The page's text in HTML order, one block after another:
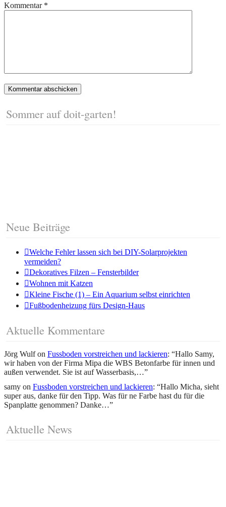
Kommentar *
Sommer auf doit-garten!
Neue Beiträge
Welche Fehler lassen sich bei DIY-Solarprojekten
vermeiden?
Dekoratives Filzen – Fensterbilder
Wohnen mit Katzen
Kleine Fische (1) – Ein Aquarium selbst einrichten
Fußbodenheizung fürs Design-Haus
Aktuelle Kommentare
Jörg Wulfon Fussboden vorstreichen und lackieren: “Hallo Samy,
wir haben von der Firma Mipa die WBS Betonfarbe für innen und
außen verwendet. Sie ist auf Wasserbasis,…”
samy on Fussboden vorstreichen und lackieren: “Hallo Micha, sieht
super aus, danke für den Tipp. Was für ne Farbe hast du für die
Spanplatte genommen? Danke…”
Aktuelle News